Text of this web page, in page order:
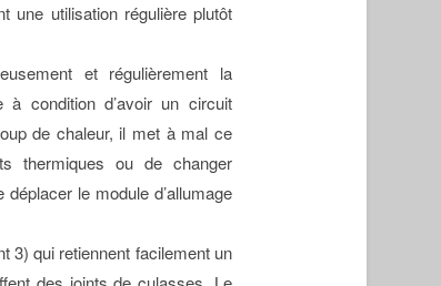
une utilisation régulière plutôt
et régulièrement la
condition d’avoir un circuit
de chaleur, il met à mal ce
thermiques ou de changer
le module d’allumage
3) qui retiennent facilement un